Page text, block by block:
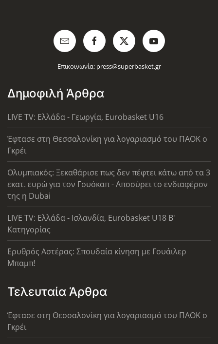
Επικοινωνία: press@superbasket.gr
Δημοφιλή Άρθρα
LIVE TV: Ελλάδα - Γεωργία, Eurobasket U16
Έφτασε στη Θεσσαλονίκη για λογαριασμό του ΠΑΟΚ ο
Γκρέι
Ολυμπιακός: Ξεκαθάρισε πως δεν πέφτει κάτω από τα 3
εκατ. ευρώ για τον Γουόκαπ - Αποσύρει το ενδιαφέρον
της η Dubai
LIVE TV: Ελλάδα - Ισλανδία, Eurobasket U18 Β'
Κατηγορίας
Ερυθρός Αστέρας: Σπουδαία κίνηση με Γουάιλερ
Μπαμπ!
Τελευταία Άρθρα
Έφτασε στη Θεσσαλονίκη για λογαριασμό του ΠΑΟΚ ο
Γκρέι